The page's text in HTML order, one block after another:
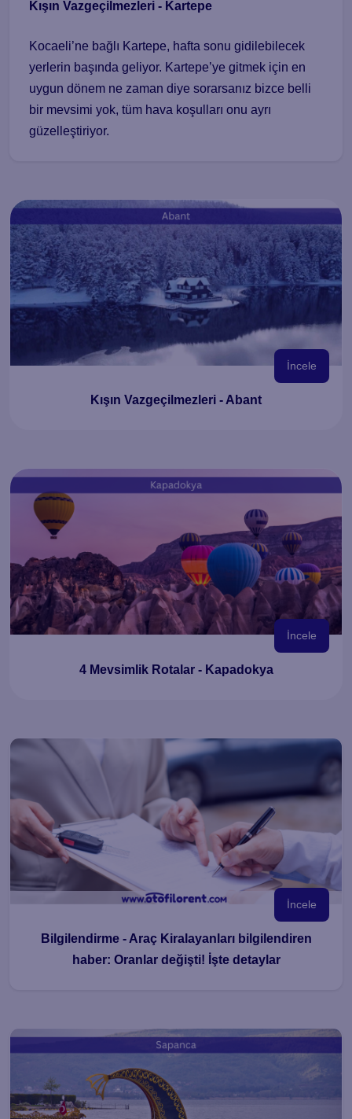
Kışın Vazgeçilmezleri - Kartepe
Kocaeli’ne bağlı Kartepe, hafta sonu gidilebilecek
yerlerin başında geliyor. Kartepe’ye gitmek için en
uygun dönem ne zaman diye sorarsanız bizce belli
bir mevsimi yok, tüm hava koşulları onu ayrı
güzelleştiriyor.
İncele
Kışın Vazgeçilmezleri - Abant
İncele
4 Mevsimlik Rotalar - Kapadokya
İncele
Bilgilendirme - Araç Kiralayanları bilgilendiren
haber: Oranlar değişti! İşte detaylar